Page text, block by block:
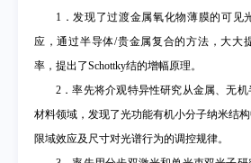
1 ．发现了过渡金属氧化物薄膜的可见
应，通过半导体/贵金属复合的方法，大大
率，提出了Schottky结的增幅原理。
2 ．率先将介观特异性研究从金属、无
材料领域，发现了光功能有机小分子纳米结
限域效应及尺寸对光谱行为的调控规律。